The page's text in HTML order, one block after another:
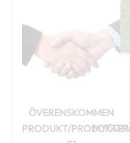
ÖVERENSKOMMEN
PRODUKT/PRODUKTER